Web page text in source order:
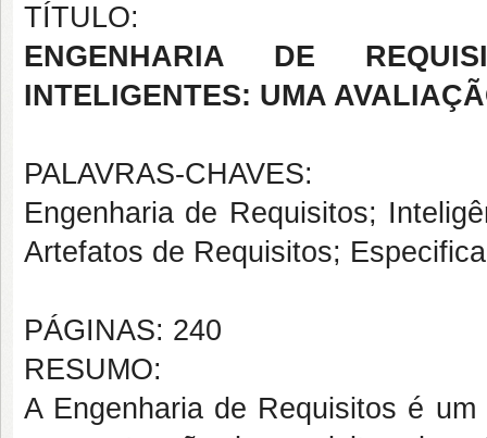
TÍTULO:
ENGENHARIA DE
INTELIGENTES: UMA
PALAVRAS-CHAVES:
Engenharia de Requisitos;
Artefatos de Requisitos;
PÁGINAS: 240
RESUMO:
A Engenharia de Requisitos é